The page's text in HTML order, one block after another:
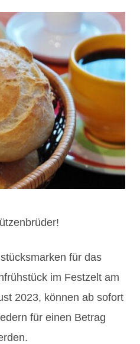
für das
im Festzelt am
2023, können ab sofort
für einen Betrag